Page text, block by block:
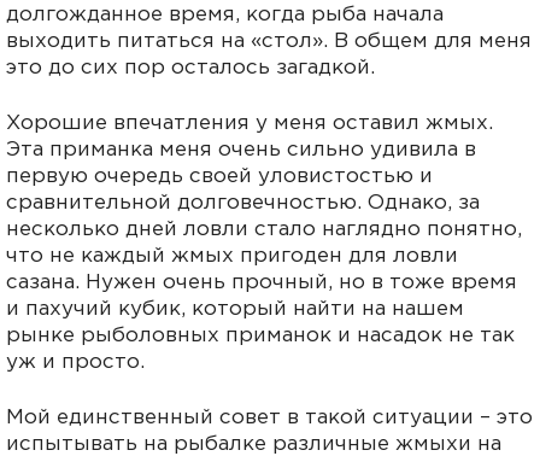
долгожданное время, когда рыба начала
выходить питаться на «стол». В общем для меня
это до сих пор осталось загадкой.
Хорошие впечатления у меня оставил жмых.
Эта приманка меня очень сильно удивила в
первую очередь своей уловистостью и
сравнительной долговечностью. Однако, за
несколько дней ловли стало наглядно понятно,
что не каждый жмых пригоден для ловли
сазана. Нужен очень прочный, но в тоже время
и пахучий кубик, который найти на нашем
рынке рыболовных приманок и насадок не так
уж и просто.
Мой единственный совет в такой ситуации – это
испытывать на рыбалке различные жмыхи на